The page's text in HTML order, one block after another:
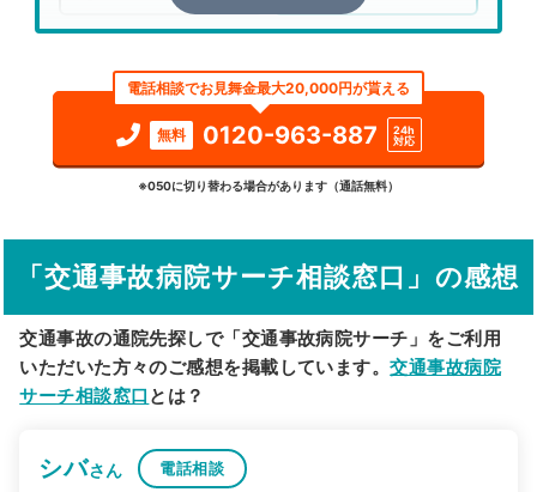
検索する
詳細条件で絞り込む
駅から探す 院名から探す
電話相談でお見舞金最大20,000円が貰える
無料 0120-963-887
24h
対応
※050に切り替わる場合があります（通話無料）
「交通事故病院サーチ相談窓口」の感想
交通事故の通院先探しで「交通事故病院サーチ」をご利用
いただいた方々のご感想を掲載しています。交通事故病院
サーチ相談窓口 とは？
シバさん 電話相談